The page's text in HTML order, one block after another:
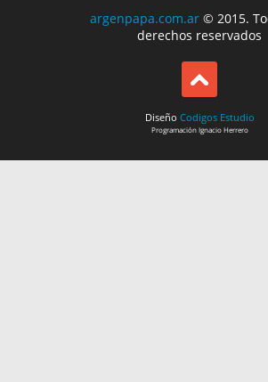
argenpapa.com.ar © 2015.
derechos reservados
Diseño Codigos Estudio
ProgramaciónIgnacio Herrero